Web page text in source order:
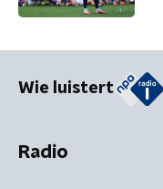
Wie luistert
Radio